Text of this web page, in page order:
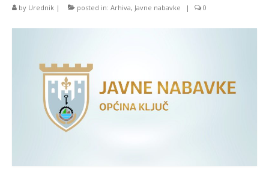
by Urednik | posted in: Arhiva, Javne nabavke | 0